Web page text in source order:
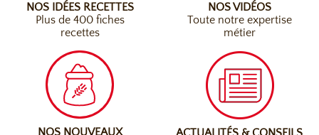
NOS IDÉES RECETTES
Plus de 400 fiches
recettes
NOS VIDÉOS
Toute notre expertise
métier
NOS NOUVEAUX